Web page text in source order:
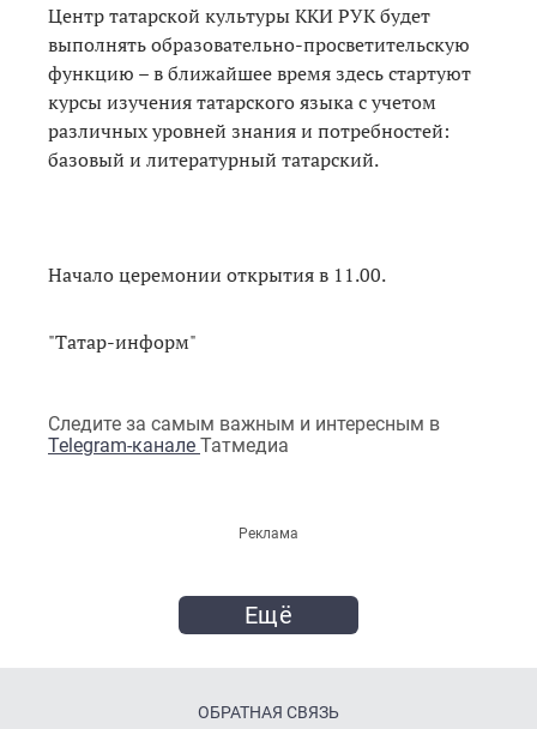
Центр татарской культуры ККИ РУК будет
выполнять образовательно-просветительскую
функцию – в ближайшее время здесь стартуют
курсы изучения татарского языка с учетом
различных уровней знания и потребностей:
базовый и литературный татарский.
Начало церемонии открытия в 11.00.
"Татар-информ"
Следите за самым важным и интересным в
Telegram-канале Татмедиа
Реклама
Ещё
ОБРАТНАЯ СВЯЗЬ